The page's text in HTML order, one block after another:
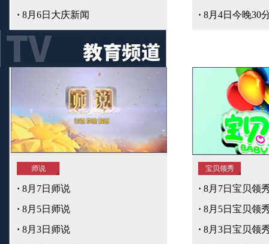
· 8月6日大庆新闻
· 8月4日今晚30
师说
· 8月7日师说
· 8月5日师说
· 8月3日师说
宝贝领秀
· 8月7日宝贝领
· 8月5日宝贝领
· 8月3日宝贝领